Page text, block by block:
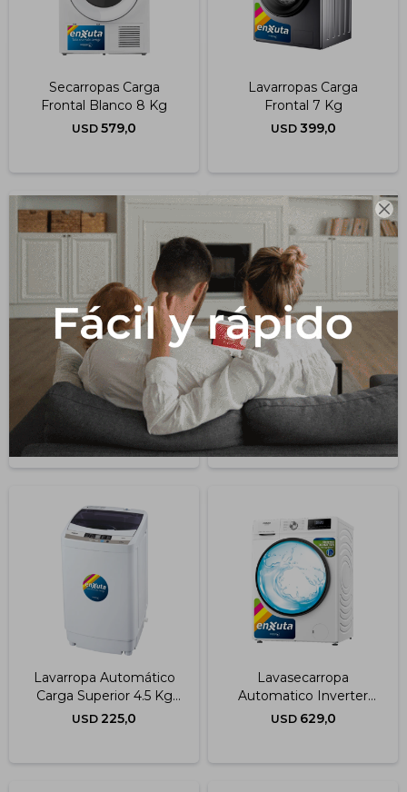

Secarropas Carga
Frontal Blanco 8 Kg
USD 579,0
Lavarropas Carga
Frontal 7 Kg
USD 399,0
Lavarropa Carga Frontal
10.5 Kg Inverter
USD 539,0
Lavarropa Automático
Carga Superior 5 Kg Sin
Bomba
USD 230,0
Lavarropa Automático
Carga Superior 4.5 Kg
Sin Bomba
USD 225,0
Lavasecarropa
Automatico Inverter
Carga Frontal 10,5 Kg
USD 629,0